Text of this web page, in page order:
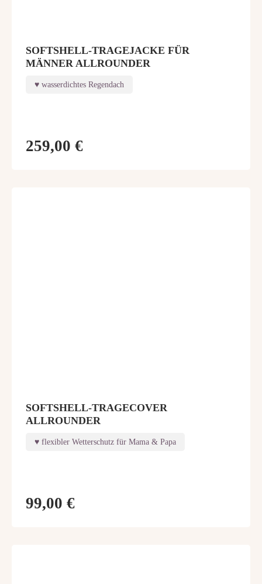
SOFTSHELL-TRAGEJACKE FÜR
MÄNNER ALLROUNDER
wasserdichtes Regendach
259,00 €
SOFTSHELL-TRAGECOVER
ALLROUNDER
flexibler Wetterschutz für Mama & Papa
99,00 €